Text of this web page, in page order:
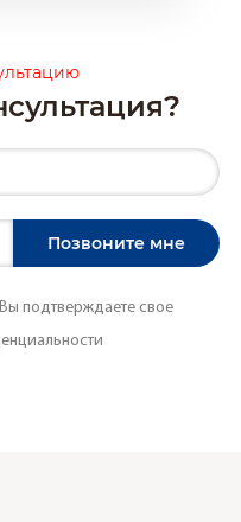
подтверждаете свое